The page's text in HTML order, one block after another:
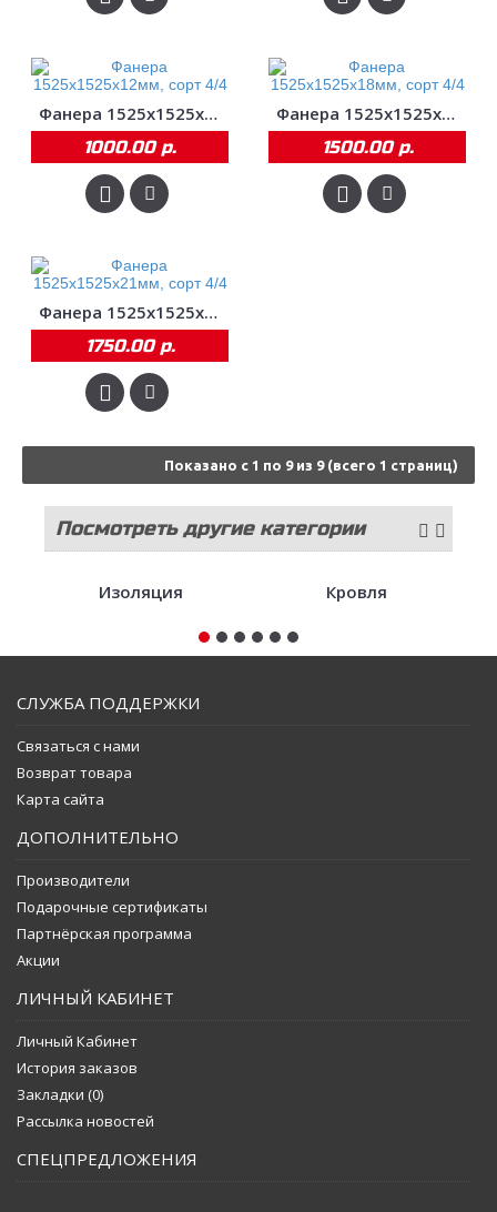
Фанера 1525х1525х12мм, сорт 4/4
1000.00 р.
Фанера 1525х1525х18мм, сорт 4/4
1500.00 р.
Фанера 1525х1525х21мм, сорт 4/4
1750.00 р.
Показано с 1 по 9 из 9 (всего 1 страниц)
Посмотреть другие категории
Изоляция Кровля
СЛУЖБА ПОДДЕРЖКИ
Связаться с нами
Возврат товара
Карта сайта
ДОПОЛНИТЕЛЬНО
Производители
Подарочные сертификаты
Партнёрская программа
Акции
ЛИЧНЫЙ КАБИНЕТ
Личный Кабинет
История заказов
Закладки (0)
Рассылка новостей
СПЕЦПРЕДЛОЖЕНИЯ